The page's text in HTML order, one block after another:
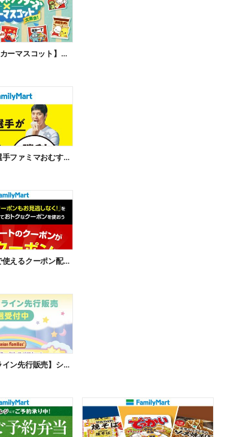
【サンリオ×メーカーマスコット】オリジナルグッズ貰える!
【おトク】大谷選手ファミマおむすび割
【おトク】お店で使えるクーポン配信中
【ファミマオンライン先行販売】シルバニアファミリー